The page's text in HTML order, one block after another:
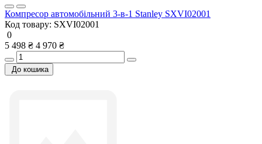
Компресор автомобільний 3-в-1 Stanley SXVI02001
Код товару: SXVI02001
0
5 498 ₴ 4 970 ₴
До кошика